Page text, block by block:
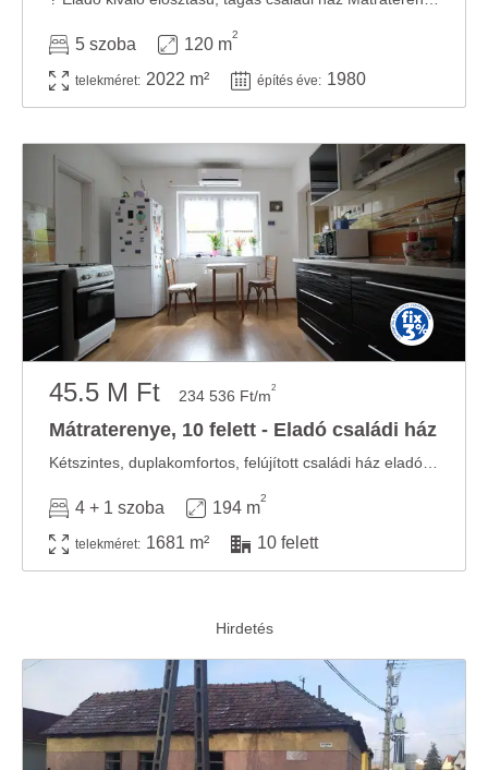
5 szoba 120 m
2
telekméret: 2022 m² építés éve: 1980
45.5 M Ft 234 536 Ft/m2
Mátraterenye, 10 felett - Eladó családi ház
4 + 1 szoba 194 m
2
telekméret: 1681 m² 10 felett